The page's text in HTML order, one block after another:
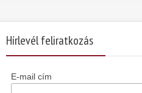
Hírlevél feliratkozás
E-mail cím